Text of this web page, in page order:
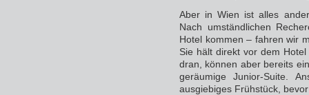
Aber in Wien ist alles
Nach umständlichen
Hotel kommen – fahren wir
Sie hält direkt vor dem
dran, können aber bereits
geräumige Junior-Suite.
ausgiebiges Frühstück,